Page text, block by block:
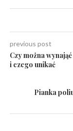
previous post
Czy można
i czego unikać
Pianka